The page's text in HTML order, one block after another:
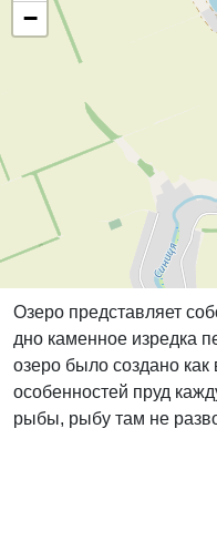
−
Озеро представляет
дно каменное изредка
озеро было создано
особенностей пруд
рыбы, рыбу там не